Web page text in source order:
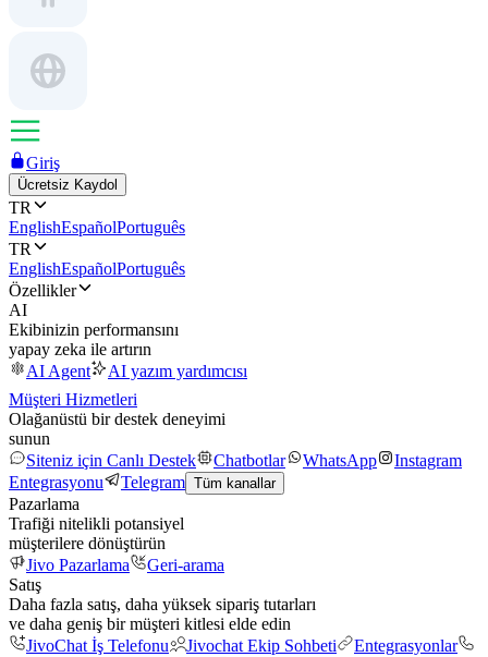
Giriş
Ücretsiz Kaydol
TR
EnglishEspañolPortuguês
TR
EnglishEspañolPortuguês
Özellikler
AI
Ekibinizin performansını
yapay zeka ile artırın
AI Agent
AI yazım yardımcısı
Müşteri Hizmetleri
Olağanüstü bir destek deneyimi
sunun
Siteniz için Canlı Destek
Chatbotlar WhatsApp
Instagram
Entegrasyonu
Telegram Tüm kanallar
Pazarlama
Trafiği nitelikli potansiyel
müşterilere dönüştürün
Jivo Pazarlama
Geri-arama
Satış
Daha fazla satış, daha yüksek sipariş tutarları
ve daha geniş bir müşteri kitlesi elde edin
JivoChat İş Telefonu
Jivochat Ekip Sohbeti
Entegrasyonlar